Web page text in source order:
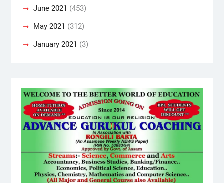
June 2021 (453)
May 2021 (312)
January 2021 (3)